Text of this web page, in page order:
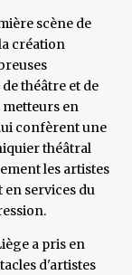
scène de
création
théâtre et de
metteurs en
confèrent une
théâtral
les artistes
en services du
a pris en
d'artistes